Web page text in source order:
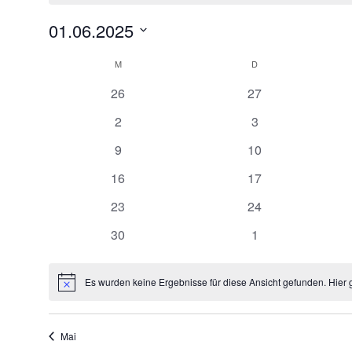
01.06.2025
KalenderMMONTAG D
0
26
0
27
0
2
0
3
0
9
0
10
0
16
0
17
0
23
0
24
0
30
0
1
HinweisEs wurden keine Ergebnisse für diese Ansicht gefunden. Hier
Mai